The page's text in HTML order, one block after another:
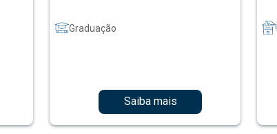
Graduação
Saiba mais